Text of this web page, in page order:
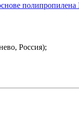
Россия);